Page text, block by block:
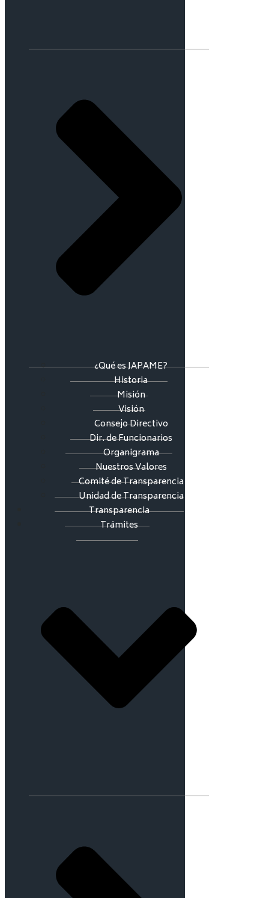
¿Qué es JAPAME?
Historia
Misión
Visión
Consejo Directivo
Dir. de Funcionarios
Organigrama
Nuestros Valores
Comité de Transparencia
Unidad de Transparencia
Transparencia
Trámites